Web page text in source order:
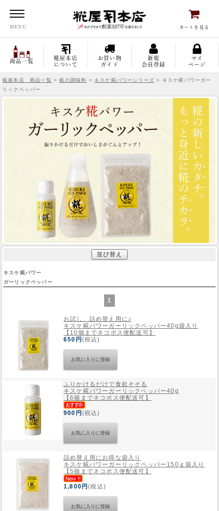
MENU
Site
カートを見る
商品一覧
糀屋本店
について
お買い物
ガイド
新規
会員登録
マイ
ページ
糀屋本店 商品一覧 >糀の調味料 > キスケ糀パワーシリーズ > キスケ糀パワーガー
リックペッパー
並び替え
キスケ糀パワー
ガーリックペッパー
1
お試し、詰め替え用に♪
キスケ糀パワーガーリックペッパー40g袋入り
【10個までネコポス便配送可】
650円(税込)
ふりかけるだけで食欲そそる
キスケ糀パワーガーリックペッパー40g
【6個までネコポス便配送可】
900円(税込)
詰め替え用にお得な袋入り
キスケ糀パワーガーリックペッパー150ｇ袋入り
【5個までネコポス便配送可】
1,800円(税込)